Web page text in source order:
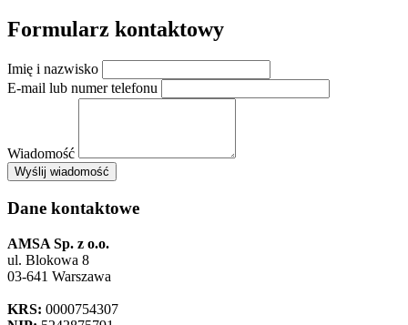
Formularz kontaktowy
Imię i nazwisko
E-mail lub numer telefonu
Wiadomość
Wyślij wiadomośćAMSA Sp. z o.o. - ul. Blokowa 8, Warszawa
+
−
Dane kontaktowe
AMSA Sp. z o.o.
ul. Blokowa 8
03-641 Warszawa
KRS: 0000754307